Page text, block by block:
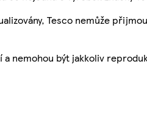
Tesco nemůže
nemohou být jakkoliv